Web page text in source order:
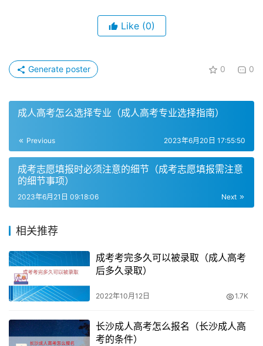
成人本科学历是国家承认的学历，可以报考公务员。成人本
学历的学习方式也更加灵活，可以根据自己的时间和能力进
自考本科生报考公务员
自考本科生也是可以考公务员的。根据国家有关规定，成人
本科自考生享受与普通高校毕业生同等的待遇，都是国家承
认的高等教育学历。因此，自考本科生可以报考公务员。
成人高考本科学历文凭报考公务员
成人高考本科学历文凭也是可以报考公务员的。首先报考公
务员的最低学历要求是大专，但是现在大多数的职位要求的
学历为本科。成人本科学历属于国民教育，学历被国家认
可，考生可以通过学信网进行查询，成人本科学历能够考公
务员。
Like (0)
0 0
Generate poster
成人高考怎么选择专业（成人高考专业选择指南）
Previous 2023年6月20日 17:55:50
成考志愿填报时必须注意的细节（成考志愿填报需注意
的细节事项）
Next
2023年6月21日 09:18:06
相关推荐
成考考完多久可以被录取（成人高考
后多久录取）
2022年10月12日 1.7K
长沙成人高考怎么报名（长沙成人高
考的条件）